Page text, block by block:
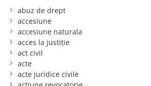
abuz de drept
accesiune
accesiune naturala
acces la justiție
act civil
acte
acte juridice civile